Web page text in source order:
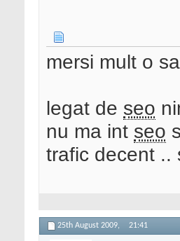
mersi mult o
legat de seo
nu ma int seo
trafic decent ..
25th August 2009, 21:41